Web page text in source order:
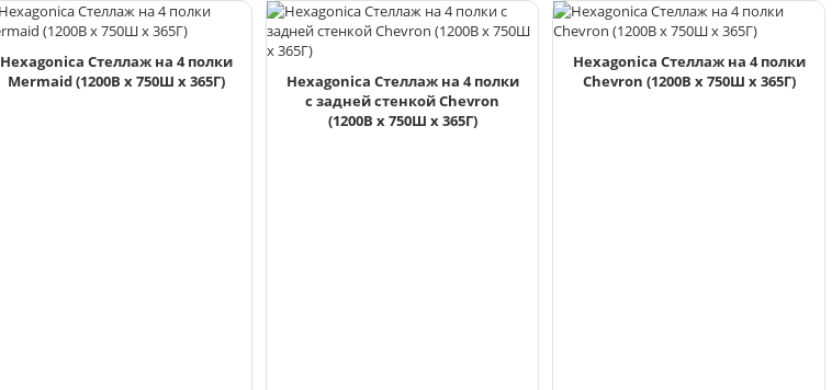
Hexagonica Стеллаж на 4 полки
Mermaid (1200В х 750Ш х 365Г)
Hexagonica Стеллаж на 4 полки
с задней стенкой Chevron
(1200В х 750Ш х 365Г)
Hexagonica Стеллаж на 4 полки
Chevron (1200В х 750Ш х 365Г)